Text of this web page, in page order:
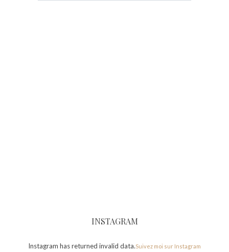
INSTAGRAM
Instagram has returned invalid data.Suivez moi sur Instagram